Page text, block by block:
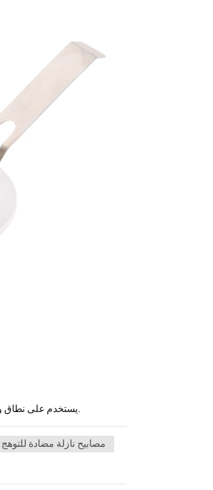
يستخدم على نطاق واسع في الإضاءة التجارية والسكنية، مثل الفنادق والفلل والمطاعم والمكاتب والمحلات التجارية والمنزل، إلخ.
مصابيح نازلة مضادة للتوهج